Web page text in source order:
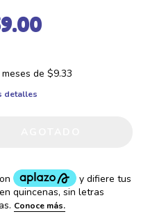
meses de $9.33
detalles